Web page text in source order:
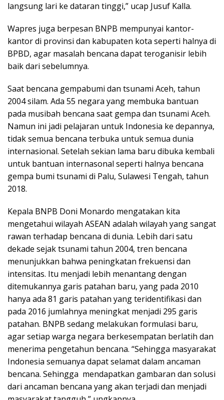
langsung lari ke dataran tinggi,” ucap Jusuf Kalla.
Wapres juga berpesan BNPB mempunyai kantor-
kantor di provinsi dan kabupaten kota seperti halnya di
BPBD, agar masalah bencana dapat teroganisir lebih
baik dari sebelumnya.
Saat bencana gempabumi dan tsunami Aceh, tahun
2004 silam. Ada 55 negara yang membuka bantuan
pada musibah bencana saat gempa dan tsunami Aceh.
Namun ini jadi pelajaran untuk Indonesia ke depannya,
tidak semua bencana terbuka untuk semua dunia
internasional. Setelah sekian lama baru dibuka kembali
untuk bantuan internasonal seperti halnya bencana
gempa bumi tsunami di Palu, Sulawesi Tengah, tahun
2018.
Kepala BNPB Doni Monardo mengatakan kita
mengetahui wilayah ASEAN adalah wilayah yang sangat
rawan terhadap bencana di dunia. Lebih dari satu
dekade sejak tsunami tahun 2004, tren bencana
menunjukkan bahwa peningkatan frekuensi dan
intensitas. Itu menjadi lebih menantang dengan
ditemukannya garis patahan baru, yang pada 2010
hanya ada 81 garis patahan yang teridentifikasi dan
pada 2016 jumlahnya meningkat menjadi 295 garis
patahan. BNPB sedang melakukan formulasi baru,
agar setiap warga negara berkesempatan berlatih dan
menerima pengetahun bencana. “Sehingga masyarakat
Indonesia semuanya dapat selamat dalam ancaman
bencana. Sehingga mendapatkan gambaran dan solusi
dari ancaman bencana yang akan terjadi dan menjadi